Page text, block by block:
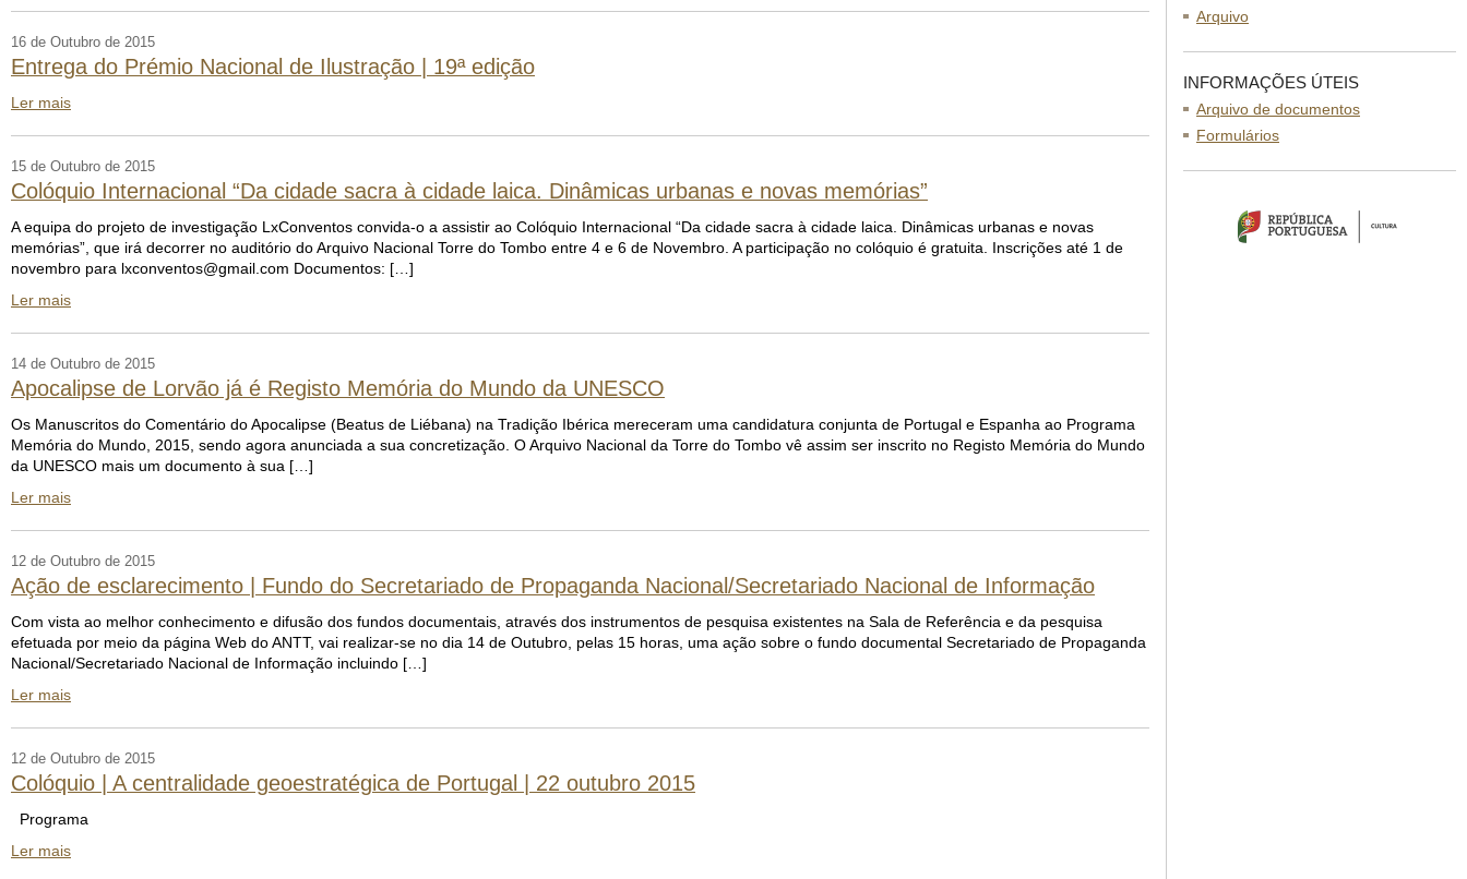
16 de Outubro de 2015
Entrega do Prémio Nacional de Ilustração | 19ª edição
Ler mais
15 de Outubro de 2015
Colóquio Internacional “Da cidade sacra à cidade laica. Dinâmicas urbanas e novas memórias”
A equipa do projeto de investigação LxConventos convida-o a assistir ao Colóquio Internacional “Da cidade sacra à cidade laica. Dinâmicas urbanas e novas
memórias”, que irá decorrer no auditório do Arquivo Nacional Torre do Tombo entre 4 e 6 de Novembro. A participação no colóquio é gratuita. Inscrições até 1 de
novembro para lxconventos@gmail.com Documentos: […]
Ler mais
14 de Outubro de 2015
Apocalipse de Lorvão já é Registo Memória do Mundo da UNESCO
Os Manuscritos do Comentário do Apocalipse (Beatus de Liébana) na Tradição Ibérica mereceram uma candidatura conjunta de Portugal e Espanha ao Programa
Memória do Mundo, 2015, sendo agora anunciada a sua concretização. O Arquivo Nacional da Torre do Tombo vê assim ser inscrito no Registo Memória do Mundo
da UNESCO mais um documento à sua […]
Ler mais
12 de Outubro de 2015
Ação de esclarecimento | Fundo do Secretariado de Propaganda Nacional/Secretariado Nacional de Informação
Com vista ao melhor conhecimento e difusão dos fundos documentais, através dos instrumentos de pesquisa existentes na Sala de Referência e da pesquisa
efetuada por meio da página Web do ANTT, vai realizar-se no dia 14 de Outubro, pelas 15 horas, uma ação sobre o fundo documental Secretariado de Propaganda
Nacional/Secretariado Nacional de Informação incluindo […]
Ler mais
12 de Outubro de 2015
Colóquio | A centralidade geoestratégica de Portugal | 22 outubro 2015
Programa
Ler mais
Arquivo
INFORMAÇÕES ÚTEIS
Arquivo de documentos
Formulários